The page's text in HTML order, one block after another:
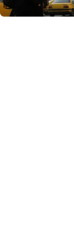
Indonesia • 05 Aug